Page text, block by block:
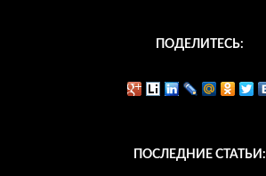
ПОДЕЛИТЕСЬ:
ПОСЛЕДНИЕ СТАТЬИ: